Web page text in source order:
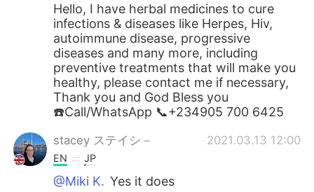
Hello, I have herbal medicines to cure
infections & diseases like Herpes, Hiv,
autoimmune disease, progressive
diseases and many more, including
preventive treatments that will make you
healthy, please contact me if necessary,
Thank you and God Bless you
☎️Call/WhatsApp 📞+234905 700 6425
stacey ステイシ－ 2021.03.13 12:00
EN JP
@Miki K. Yes it does